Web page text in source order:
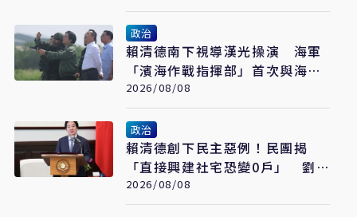
政治
賴清德南下視導漢光操演 海軍
「濱海作戰指揮部」首次與海巡
聯合操演
2026/08/08
政治
賴清德創下民主惡例！民團揭
「直接興建社宅恐變0戶」 劉
世芳駁：以偏概全
2026/08/08